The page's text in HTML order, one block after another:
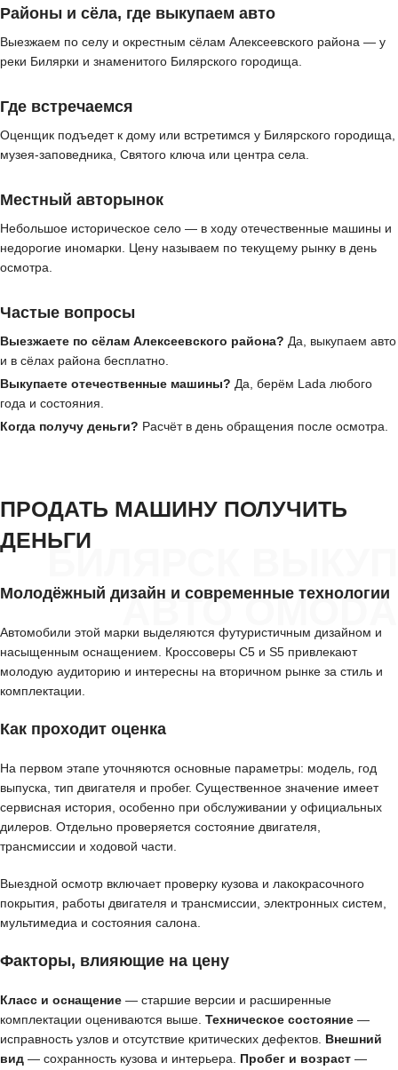
Районы и сёла, где выкупаем авто
Выезжаем по селу и окрестным сёлам Алексеевского района — у
реки Билярки и знаменитого Билярского городища.
Где встречаемся
Оценщик подъедет к дому или встретимся у Билярского городища,
музея-заповедника, Святого ключа или центра села.
Местный авторынок
Небольшое историческое село — в ходу отечественные машины и
недорогие иномарки. Цену называем по текущему рынку в день
осмотра.
Частые вопросы
Выезжаете по сёлам Алексеевского района? Да, выкупаем авто
и в сёлах района бесплатно.
Выкупаете отечественные машины? Да, берём Lada любого
года и состояния.
Когда получу деньги? Расчёт в день обращения после осмотра.
БИЛЯРСК ВЫКУП
АВТО OMODA
ПРОДАТЬ МАШИНУ ПОЛУЧИТЬ
ДЕНЬГИ
Молодёжный дизайн и современные технологии
Автомобили этой марки выделяются футуристичным дизайном и
насыщенным оснащением. Кроссоверы C5 и S5 привлекают
молодую аудиторию и интересны на вторичном рынке за стиль и
комплектации.
Как проходит оценка
На первом этапе уточняются основные параметры: модель, год
выпуска, тип двигателя и пробег. Существенное значение имеет
сервисная история, особенно при обслуживании у официальных
дилеров. Отдельно проверяется состояние двигателя,
трансмиссии и ходовой части.
Выездной осмотр включает проверку кузова и лакокрасочного
покрытия, работы двигателя и трансмиссии, электронных систем,
мультимедиа и состояния салона.
Факторы, влияющие на цену
Класс и оснащение — старшие версии и расширенные
комплектации оцениваются выше. Техническое состояние —
исправность узлов и отсутствие критических дефектов. Внешний
вид — сохранность кузова и интерьера. Пробег и возраст —